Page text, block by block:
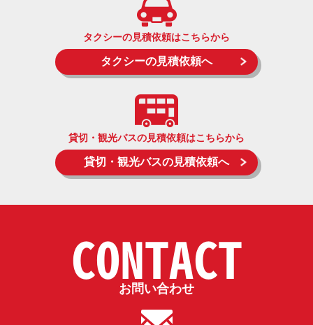
タクシーの見積依頼はこちらから
タクシーの見積依頼へ
貸切・観光バスの見積依頼はこちらから
貸切・観光バスの見積依頼へ
CONTACT
お問い合わせ